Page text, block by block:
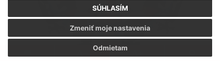
SÚHLASÍM
Odmietam
Zmeniť moje nastavenia